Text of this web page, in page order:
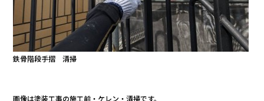
鉄骨階段手摺 清掃
画像は塗装工事の施工前・ケレン・清掃です。